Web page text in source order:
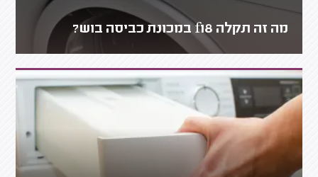
מה זה תקלה f18 במכונת כביסה בוש?